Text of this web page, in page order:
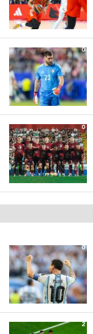
0
0
0
2